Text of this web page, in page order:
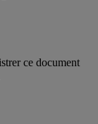
ce document